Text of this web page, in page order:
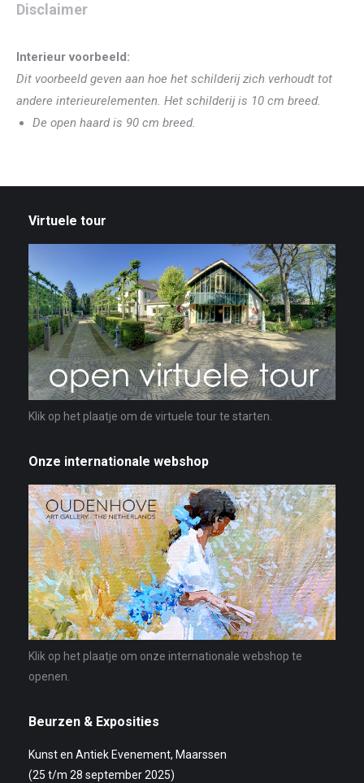
Disclaimer
Interieur voorbeeld:
Dit voorbeeld geven aan hoe het schilderij zich verhoudt tot
andere interieurelementen. Het schilderij is 10 cm breed.
De open haard is 90 cm breed.
Virtuele tour
Klik op het plaatje om de virtuele tour te starten.
Onze internationale webshop
Klik op het plaatje om onze internationale webshop te
openen.
Beurzen & Exposities
Kunst en Antiek Evenement, Maarssen
(25 t/m 28 september 2025)